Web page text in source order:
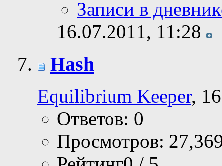
Записи в
16.07.2011, 11:28
Hash
Equilibrium Keeper,
Ответов: 0
Просмотров: